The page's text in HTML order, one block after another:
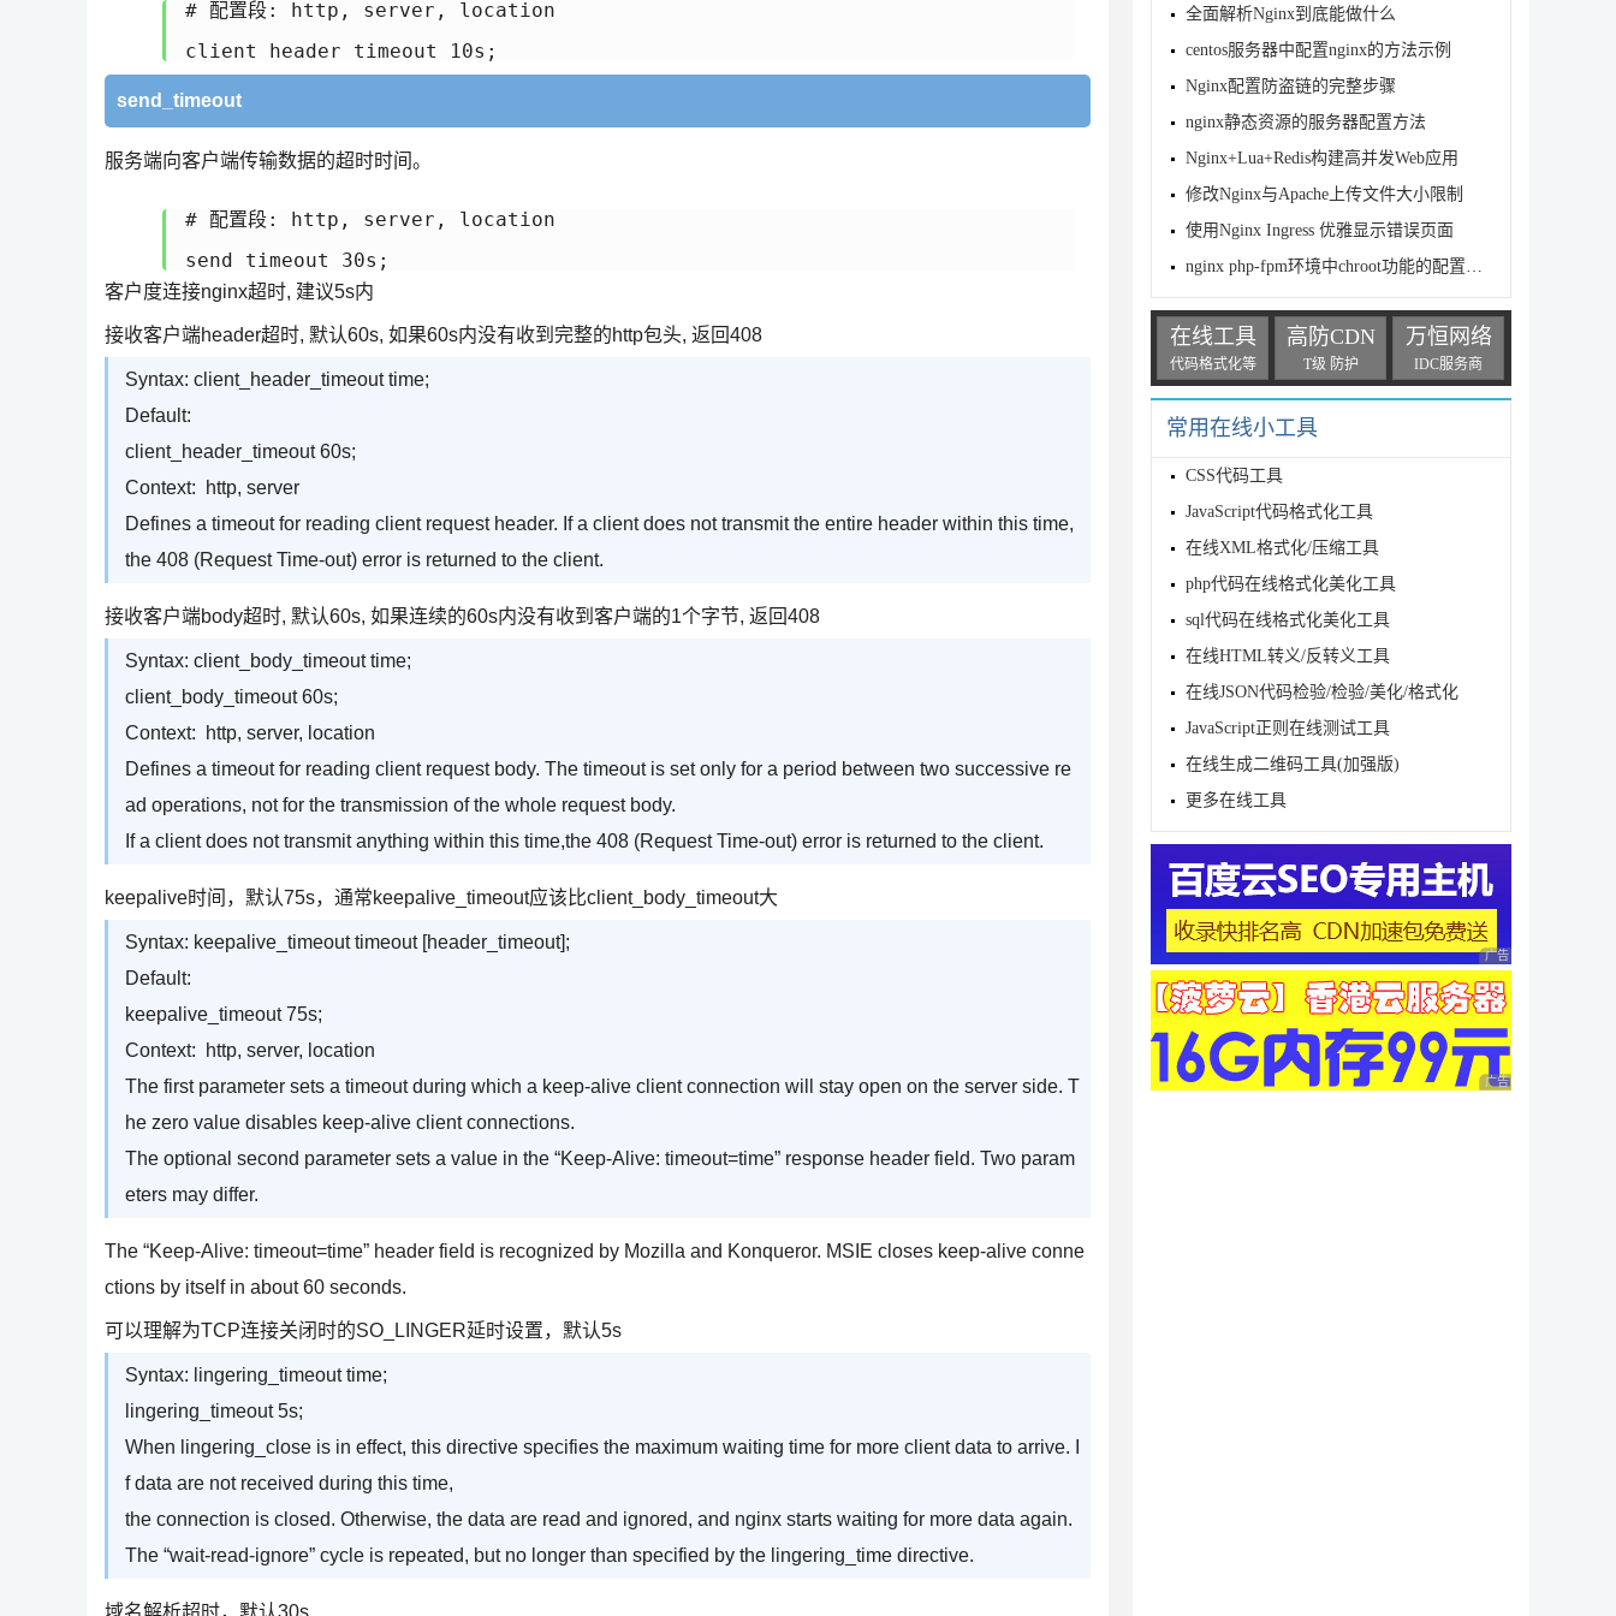
# 配置段: http, server, location
client_header_timeout 10s;
send_timeout
服务端向客户端传输数据的超时时间。
# 配置段: http, server, location
send_timeout 30s;
客户度连接nginx超时, 建议5s内
接收客户端header超时, 默认60s, 如果60s内没有收到完整的http包头, 返回408
Syntax: client_header_timeout time;
Default:
client_header_timeout 60s;
Context: http, server
Defines a timeout for reading client request header. If a client does not transmit the entire header within this time,
the 408 (Request Time-out) error is returned to the client.
接收客户端body超时, 默认60s, 如果连续的60s内没有收到客户端的1个字节, 返回408
Syntax: client_body_timeout time;
client_body_timeout 60s;
Context: http, server, location
Defines a timeout for reading client request body. The timeout is set only for a period between two successive re
ad operations, not for the transmission of the whole request body.
If a client does not transmit anything within this time,the 408 (Request Time-out) error is returned to the client.
keepalive时间，默认75s，通常keepalive_timeout应该比client_body_timeout大
Syntax: keepalive_timeout timeout [header_timeout];
Default:
keepalive_timeout 75s;
Context: http, server, location
The first parameter sets a timeout during which a keep-alive client connection will stay open on the server side. T
he zero value disables keep-alive client connections.
The optional second parameter sets a value in the “Keep-Alive: timeout=time” response header field. Two param
eters may differ.
The “Keep-Alive: timeout=time” header field is recognized by Mozilla and Konqueror. MSIE closes keep-alive conne
ctions by itself in about 60 seconds.
可以理解为TCP连接关闭时的SO_LINGER延时设置，默认5s
Syntax: lingering_timeout time;
lingering_timeout 5s;
When lingering_close is in effect, this directive specifies the maximum waiting time for more client data to arrive. I
f data are not received during this time,
the connection is closed. Otherwise, the data are read and ignored, and nginx starts waiting for more data again.
The “wait-read-ignore” cycle is repeated, but no longer than specified by the lingering_time directive.
域名解析超时，默认30s
全面解析Nginx到底能做什么
centos服务器中配置nginx的方法示例
Nginx配置防盗链的完整步骤
nginx静态资源的服务器配置方法
Nginx+Lua+Redis构建高并发Web应用
修改Nginx与Apache上传文件大小限制
使用Nginx Ingress 优雅显示错误页面
nginx php-fpm环境中chroot功能的配置使用方法
在线工具
代码格式化等
高防CDN
T级 防护
万恒网络
IDC服务商
常用在线小工具
CSS代码工具
JavaScript代码格式化工具
在线XML格式化/压缩工具
php代码在线格式化美化工具
sql代码在线格式化美化工具
在线HTML转义/反转义工具
在线JSON代码检验/检验/美化/格式化
JavaScript正则在线测试工具
在线生成二维码工具(加强版)
更多在线工具
广告 商业广告，理性
广告 商业广告，理性